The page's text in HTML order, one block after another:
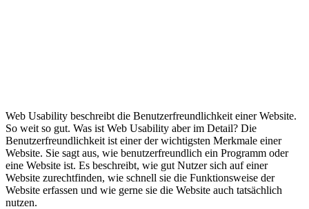
Web Usability beschreibt die Benutzerfreundlichkeit einer Website.
So weit so gut. Was ist Web Usability aber im Detail? Die
Benutzerfreundlichkeit ist einer der wichtigsten Merkmale einer
Website. Sie sagt aus, wie benutzerfreundlich ein Programm oder
eine Website ist. Es beschreibt, wie gut Nutzer sich auf einer
Website zurechtfinden, wie schnell sie die Funktionsweise der
Website erfassen und wie gerne sie die Website auch tatsächlich
nutzen.